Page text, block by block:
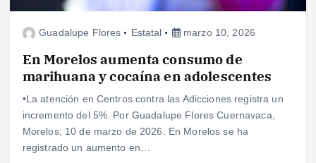
Guadalupe Flores Estatal marzo 10, 2026
En Morelos aumenta consumo de
marihuana y cocaína en adolescentes
•La atención en Centros contra las Adicciones registra un
incremento del 5%. Por Guadalupe Flores Cuernavaca,
Morelos; 10 de marzo de 2026. En Morelos se ha
registrado un aumento en…